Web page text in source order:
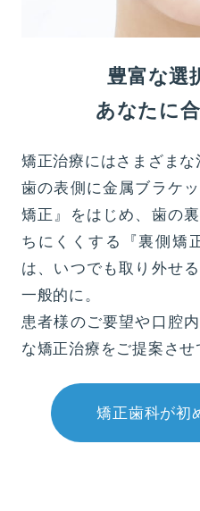
豊富な選
あなたに
矯正治療にはさまざまな
歯の表側に金属ブラケ
矯正』をはじめ、歯の
ちにくくする『裏側矯
は、いつでも取り外せ
一般的に。
患者様のご要望や口腔
な矯正治療をご提案させ
矯正歯科が初